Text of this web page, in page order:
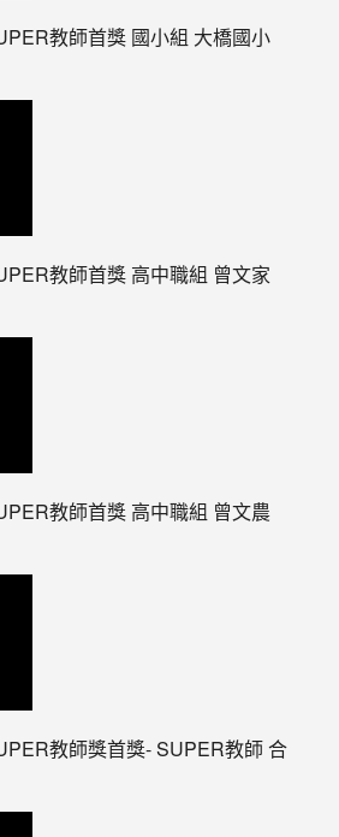
教師首獎 國小組 大橋國小
教師首獎 高中職組 曾文家
教師首獎 高中職組 曾文農
教師獎首獎- SUPER教師 合